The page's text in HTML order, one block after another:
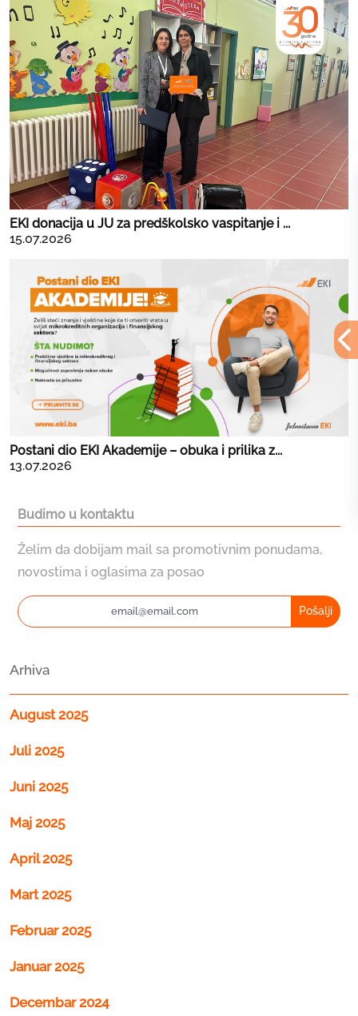
EKI donacija u JU za predškolsko vaspitanje i ...
15.07.2026
Postani dio EKI Akademije – obuka i prilika z...
13.07.2026
Budimo u kontaktu
Želim da dobijam mail sa promotivnim ponudama,
novostima i oglasima za posao
Pošalji
Arhiva
August 2025
Juli 2025
Juni 2025
Maj 2025
April 2025
Mart 2025
Februar 2025
Januar 2025
Decembar 2024